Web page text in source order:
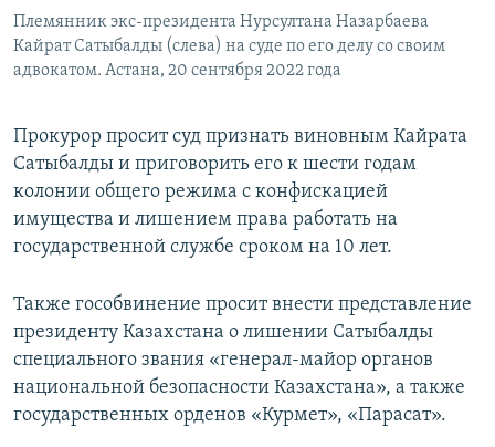
Племянник экс-президента Нурсултана Назарбаева
Кайрат Сатыбалды (слева) на суде по его делу со своим
адвокатом. Астана, 20 сентября 2022 года
Прокурор просит суд признать виновным Кайрата
Сатыбалды и приговорить его к шести годам
колонии общего режима с конфискацией
имущества и лишением права работать на
государственной службе сроком на 10 лет.
Также гособвинение просит внести представление
президенту Казахстана о лишении Сатыбалды
специального звания «генерал-майор органов
национальной безопасности Казахстана», а также
государственных орденов «Курмет», «Парасат».